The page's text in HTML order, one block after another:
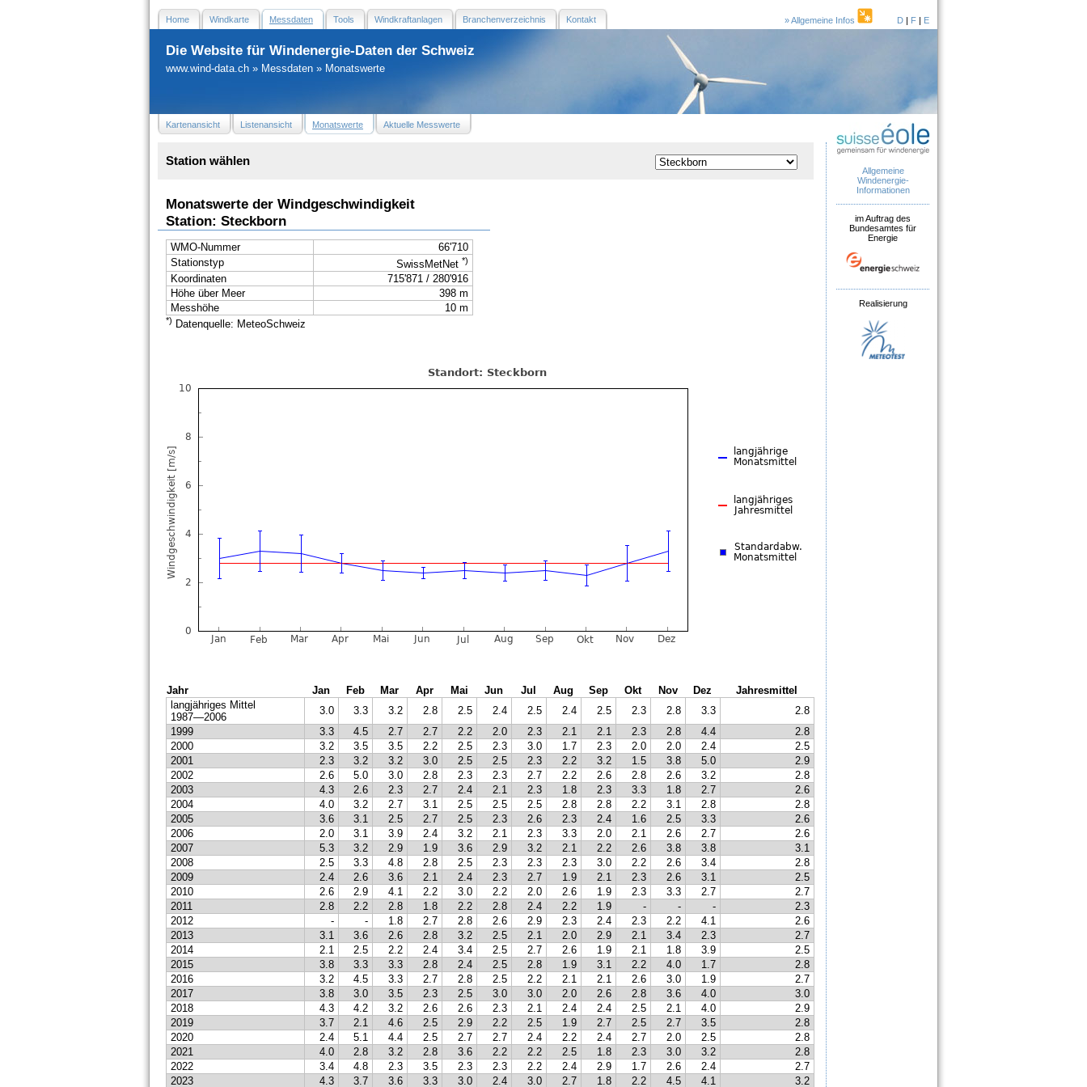
» Allgemeine Infos D | F | E
Home Windkarte Messdaten Tools Windkraftanlagen Branchenverzeichnis Kontakt
Die Website für Windenergie-Daten der Schweiz
www.wind-data.ch » Messdaten » Monatswerte
Allgemeine
Windenergie-
Informationen
im Auftrag des
Bundesamtes für
Energie
Realisierung
Kartenansicht Listenansicht Monatswerte Aktuelle Messwerte
Station wählen
Monatswerte der Windgeschwindigkeit
Station: Steckborn
WMO-Nummer
66'710
Stationstyp
SwissMetNet *)
Koordinaten
715'871 / 280'916
Höhe über Meer
398 m
Messhöhe
10 m
*) Datenquelle: MeteoSchweiz
Jahr Jan Feb Mar Apr Mai Jun Jul Aug Sep Okt Nov Dez
Jahresmittel
langjähriges Mittel
1987—2006
3.0 3.3 3.2 2.8 2.5 2.4 2.5 2.4 2.5 2.3 2.8 3.3
2.8
1999
3.3 4.5 2.7 2.7 2.2 2.0 2.3 2.1 2.1 2.3 2.8 4.4
2.8
2000
3.2 3.5 3.5 2.2 2.5 2.3 3.0 1.7 2.3 2.0 2.0 2.4
2.5
2001
2.3 3.2 3.2 3.0 2.5 2.5 2.3 2.2 3.2 1.5 3.8 5.0
2.9
2002
2.6 5.0 3.0 2.8 2.3 2.3 2.7 2.2 2.6 2.8 2.6 3.2
2.8
2003
4.3 2.6 2.3 2.7 2.4 2.1 2.3 1.8 2.3 3.3 1.8 2.7
2.6
2004
4.0 3.2 2.7 3.1 2.5 2.5 2.5 2.8 2.8 2.2 3.1 2.8
2.8
2005
3.6 3.1 2.5 2.7 2.5 2.3 2.6 2.3 2.4 1.6 2.5 3.3
2.6
2006
2.0 3.1 3.9 2.4 3.2 2.1 2.3 3.3 2.0 2.1 2.6 2.7
2.6
2007
5.3 3.2 2.9 1.9 3.6 2.9 3.2 2.1 2.2 2.6 3.8 3.8
3.1
2008
2.5 3.3 4.8 2.8 2.5 2.3 2.3 2.3 3.0 2.2 2.6 3.4
2.8
2009
2.4 2.6 3.6 2.1 2.4 2.3 2.7 1.9 2.1 2.3 2.6 3.1
2.5
2010
2.6 2.9 4.1 2.2 3.0 2.2 2.0 2.6 1.9 2.3 3.3 2.7
2.7
2011
2.8 2.2 2.8 1.8 2.2 2.8 2.4 2.2 1.9 - - -
2.3
2012
- - 1.8 2.7 2.8 2.6 2.9 2.3 2.4 2.3 2.2 4.1
2.6
2013
3.1 3.6 2.6 2.8 3.2 2.5 2.1 2.0 2.9 2.1 3.4 2.3
2.7
2014
2.1 2.5 2.2 2.4 3.4 2.5 2.7 2.6 1.9 2.1 1.8 3.9
2.5
2015
3.8 3.3 3.3 2.8 2.4 2.5 2.8 1.9 3.1 2.2 4.0 1.7
2.8
2016
3.2 4.5 3.3 2.7 2.8 2.5 2.2 2.1 2.1 2.6 3.0 1.9
2.7
2017
3.8 3.0 3.5 2.3 2.5 3.0 3.0 2.0 2.6 2.8 3.6 4.0
3.0
2018
4.3 4.2 3.2 2.6 2.6 2.3 2.1 2.4 2.4 2.5 2.1 4.0
2.9
2019
3.7 2.1 4.6 2.5 2.9 2.2 2.5 1.9 2.7 2.5 2.7 3.5
2.8
2020
2.4 5.1 4.4 2.5 2.7 2.7 2.4 2.2 2.4 2.7 2.0 2.5
2.8
2021
4.0 2.8 3.2 2.8 3.6 2.2 2.2 2.5 1.8 2.3 3.0 3.2
2.8
2022
3.4 4.8 2.3 3.5 2.3 2.3 2.2 2.4 2.9 1.7 2.6 2.4
2.7
2023
4.3 3.7 3.6 3.3 3.0 2.4 3.0 2.7 1.8 2.2 4.5 4.1 3.2